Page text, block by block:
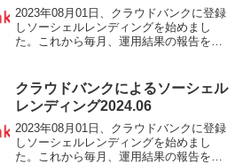
2023年08月01日、クラウドバンクに登録
しソーシェルレンディングを始めまし
た。これから毎月、運用結果の報告をし
になるかもしれません。ソーシャルレン
ディングとは「ソー...
クラウドバンクによるソーシェル
レンディング2024.06
2023年08月01日、クラウドバンクに登録
しソーシェルレンディングを始めまし
た。これから毎月、運用結果の報告をし